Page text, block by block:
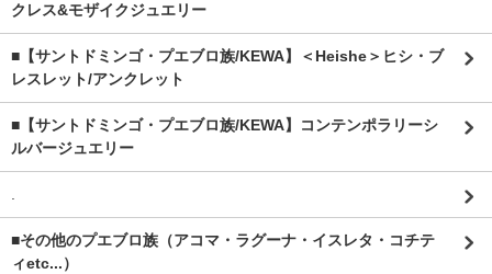
クレス&モザイクジュエリー
■【サントドミンゴ・プエブロ族/KEWA】＜Heishe＞ヒシ・ブ
レスレット/アンクレット
■【サントドミンゴ・プエブロ族/KEWA】コンテンポラリーシ
ルバージュエリー
.
■その他のプエブロ族（アコマ・ラグーナ・イスレタ・コチテ
ィetc...）